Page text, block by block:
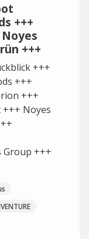
+++
Noyes
+++
+++
+++
+++
+++ Noyes
Group +++